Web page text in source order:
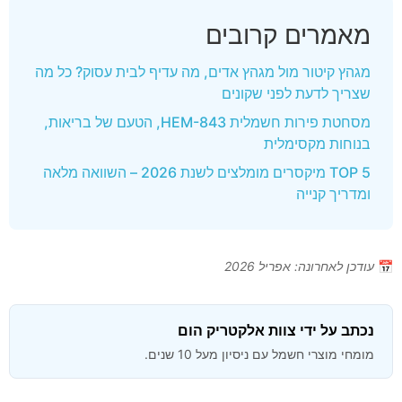
מאמרים קרובים
מגהץ קיטור מול מגהץ אדים, מה עדיף לבית עסוק? כל מה
שצריך לדעת לפני שקונים
מסחטת פירות חשמלית HEM-843, הטעם של בריאות,
בנוחות מקסימלית
TOP 5 מיקסרים מומלצים לשנת 2026 – השוואה מלאה
ומדריך קנייה
📅עודכן לאחרונה: אפריל 2026
נכתב על ידי צוות אלקטריק הום
מומחי מוצרי חשמל עם ניסיון מעל 10 שנים.